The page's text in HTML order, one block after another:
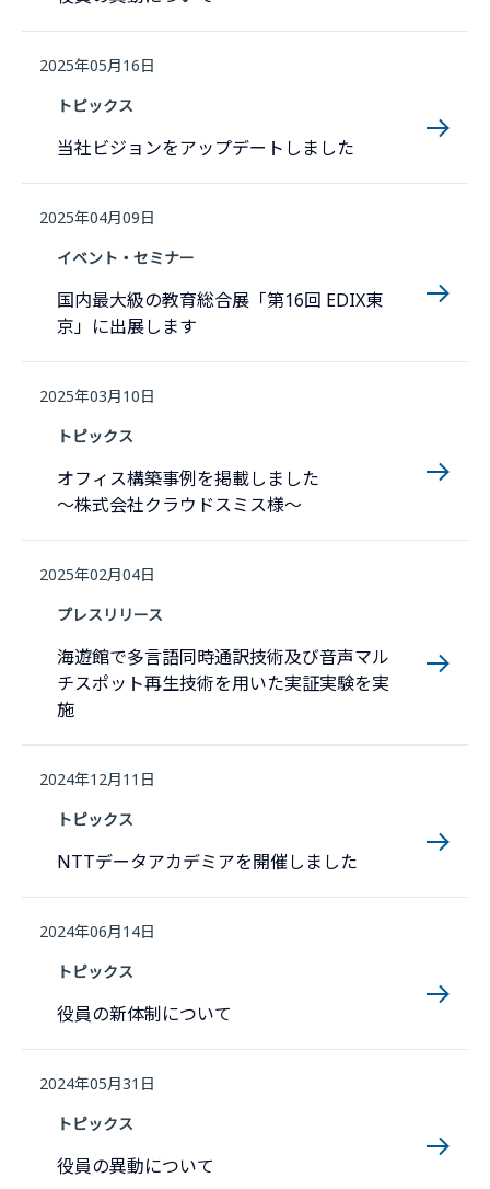
2025年05月16日
トピックス
当社ビジョンをアップデートしました
2025年04月09日
イベント・セミナー
国内最大級の教育総合展「第16回 EDIX東
京」に出展します
2025年03月10日
トピックス
オフィス構築事例を掲載しました
〜株式会社クラウドスミス様〜
2025年02月04日
プレスリリース
海遊館で多言語同時通訳技術及び音声マル
チスポット再生技術を用いた実証実験を実
施
2024年12月11日
トピックス
NTTデータアカデミアを開催しました
2024年06月14日
トピックス
役員の新体制について
2024年05月31日
トピックス
役員の異動について